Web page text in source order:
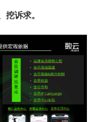
诉求。